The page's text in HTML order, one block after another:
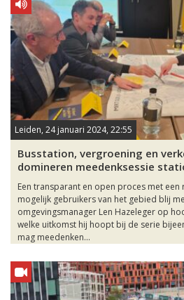
Leiden, 24 januari 2024, 22:55
Busstation, vergroening en
domineren meedenksessie
Een transparant en open proces met een
mogelijk gebruikers van het gebied blij
omgevingsmanager Len Hazeleger op
welke uitkomst hij hoopt bij de serie
mag meedenken...